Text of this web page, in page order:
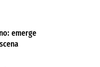
emerge